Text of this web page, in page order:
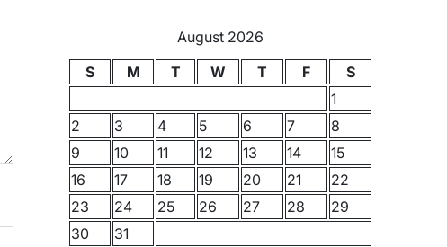
August 2026
S
M T W T F
S
1
2
3 4 5 6 7
8
9
10 11 12 13 14
15
16
17 18 19 20 21
22
23
24 25 26 27 28
29
30
31